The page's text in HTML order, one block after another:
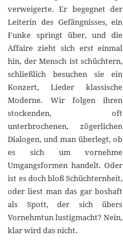
verweigerte. Er begegnet der
Leiterin des Gefängnisses, ein
Funke springt über, und die
Affaire zieht sich erst einmal
hin, der Mensch ist schüchtern,
schließlich besuchen sie ein
Konzert, Lieder klassische
Moderne. Wir folgen ihren
stockenden, oft
unterbrochenen, zögerlichen
Dialogen, und man überlegt, ob
es sich um vornehme
Umgangsformen handelt. Oder
ist es doch bloß Schüchternheit,
oder liest man das gar boshaft
als Spott, der sich übers
Vornehmtun lustigmacht? Nein,
klar wird das nicht.